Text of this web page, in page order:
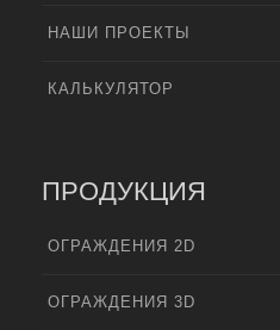
НАШИ ПРОЕКТЫ
КАЛЬКУЛЯТОР
ПРОДУКЦИЯ
ОГРАЖДЕНИЯ 2D
ОГРАЖДЕНИЯ 3D